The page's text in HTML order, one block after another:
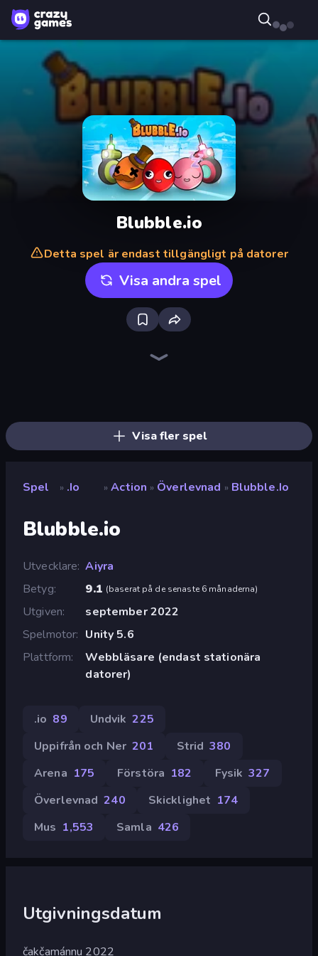
Blubble.io
Detta spel är endast tillgängligt på datorer
Visa andra spel
Visa fler spel
Spel » .io » Action » Överlevnad » Blubble.io
Blubble.io
Utvecklare Aiyra
Betyg
9.1 (baserat på de senaste 6 månaderna)
Utgiven
september 2022
Spelmotor
Unity 5.6
Plattform
Webbläsare (endast stationära
datorer)
.io 89 Undvik 225
Uppifrån och Ner 201 Strid 380
Arena 175 Förstöra 182 Fysik 327
Överlevnad 240 Skicklighet 174
Mus 1,553 Samla 426
Utgivningsdatum
čakčamánnu 2022